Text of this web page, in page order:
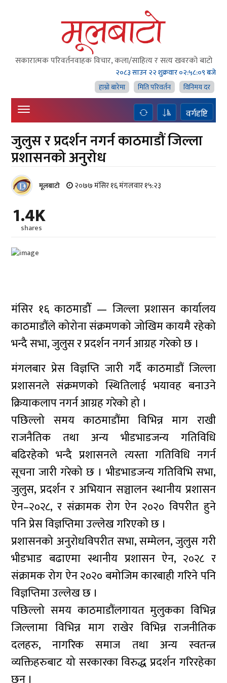
सकारात्मक परिवर्तनवाहक विचार, कला/साहित्य र सत्य खवरको बाटाे
२०८३ साउन २२ शुक्रवार०२:५८:१० बजे
हाम्राे बारेमा
मिति परिवर्तन विनिमय दर
वर्गदृष्टि
जुलुस र प्रदर्शन नगर्न काठमाडौं जिल्ला
प्रशासनको अनुरोध
मूलबाटाे २०७७ मंसिर १६ मंगलवार १५:२३
1.4K
shares
मंसिर १६ काठमाडौँ — जिल्ला प्रशासन कार्यालय
काठमाडौंले कोरोना संक्रमणको जोखिम कायमै रहेको
भन्दै सभा, जुलुस र प्रदर्शन नगर्न आग्रह गरेको छ ।
मंगलबार प्रेस विज्ञप्ति जारी गर्दै काठमाडौं जिल्ला
प्रशासनले संक्रमणको स्थितिलाई भयावह बनाउने
क्रियाकलाप नगर्न आग्रह गरेको हो ।
पछिल्लो समय काठमाडौंमा विभिन्न माग राखी
राजनैतिक तथा अन्य भीडभाडजन्य गतिविधि
बढिरहेको भन्दै प्रशासनले त्यस्ता गतिविधि नगर्न
सूचना जारी गरेको छ । भीडभाडजन्य गतिविभि सभा,
जुलुस, प्रदर्शन र अभियान सञ्चालन स्थानीय प्रशासन
ऐन–२०२८, र संक्रामक रोग ऐन २०२० विपरीत हुने
पनि प्रेस विज्ञप्तिमा उल्लेख गरिएको छ ।
प्रशासनको अनुरोधविपरीत सभा, सम्मेलन, जुलुस गरी
भीडभाड बढाएमा स्थानीय प्रशासन ऐन, २०२८ र
संक्रामक रोग ऐन २०२० बमोजिम कारबाही गरिने पनि
विज्ञप्तिमा उल्लेख छ ।
पछिल्लो समय काठमाडौंलगायत मुलुकका विभिन्न
जिल्लामा विभिन्न माग राखेर विभिन्न राजनीतिक
दलहरु, नागरिक समाज तथा अन्य स्वतन्त्र
व्यक्तिहरुबाट यो सरकारका विरुद्ध प्रदर्शन गरिरहेका